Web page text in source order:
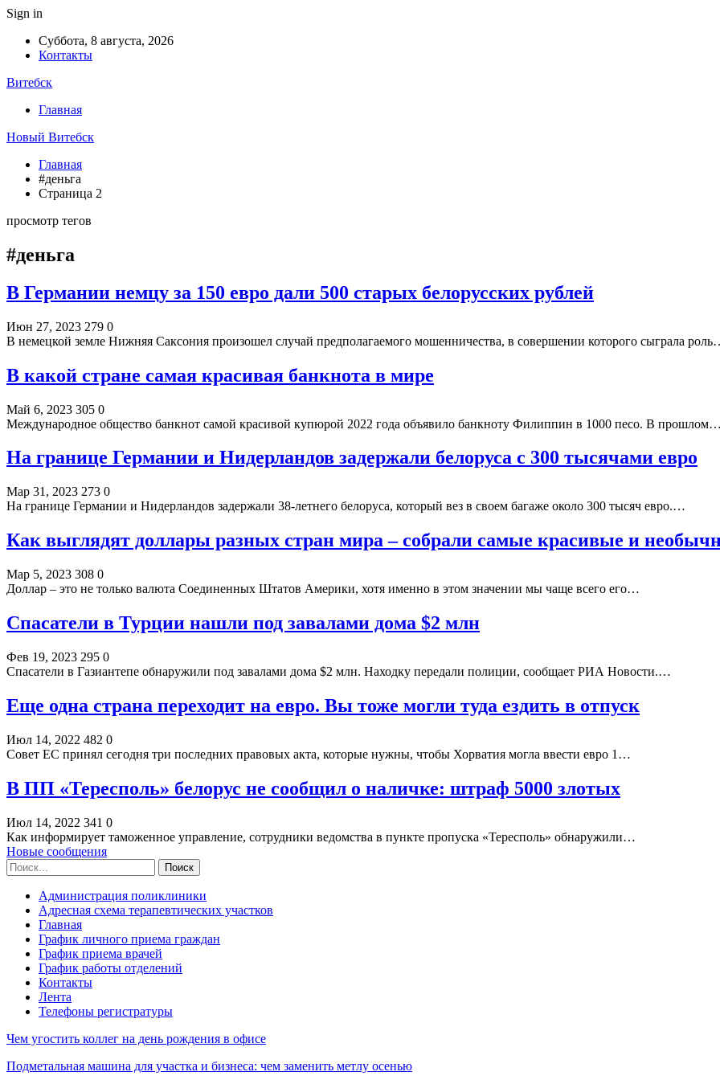
Sign in
Суббота, 8 августа, 2026
Контакты
Витебск
Главная
Новый Витебск
Главная
#деньга
Страница 2
просмотр тегов
#деньга
В Германии немцу за 150 евро дали 500 старых белорусских рублей
Июн 27, 2023 279 0
В немецкой земле Нижняя Саксония произошел случай предполагаемого мошенничества, в совершении которого сыграла
В какой стране самая красивая банкнота в мире
Май 6, 2023 305 0
Международное общество банкнот самой красивой купюрой 2022 года объявило банкноту Филиппин в 1000 песо. В прошлом…
На границе Германии и Нидерландов задержали белоруса с 300 тысячами евро
Мар 31, 2023 273 0
На границе Германии и Нидерландов задержали 38-летнего белоруса, который вез в своем багаже около 300 тысяч евро.…
Как выглядят доллары разных стран мира – собрали самые красивые и
Мар 5, 2023 308 0
Доллар – это не только валюта Соединенных Штатов Америки, хотя именно в этом значении мы чаще всего его…
Спасатели в Турции нашли под завалами дома $2 млн
Фев 19, 2023 295 0
Спасатели в Газиантепе обнаружили под завалами дома $2 млн. Находку передали полиции, сообщает РИА Новости.…
Еще одна страна переходит на евро. Вы тоже могли туда ездить в отпуск
Июл 14, 2022 482 0
Совет ЕС принял сегодня три последних правовых акта, которые нужны, чтобы Хорватия могла ввести евро 1…
В ПП «Тересполь» белорус не сообщил о наличке: штраф 5000 злотых
Июл 14, 2022 341 0
Как информирует таможенное управление, сотрудники ведомства в пункте пропуска «Тересполь» обнаружили…
Новые сообщения
Администрация поликлиники
Адресная схема терапевтических участков
Главная
График личного приема граждан
График приема врачей
График работы отделений
Контакты
Лента
Телефоны регистратуры
Чем угостить коллег на день рождения в офисе
Подметальная машина для участка и бизнеса: чем заменить метлу осенью